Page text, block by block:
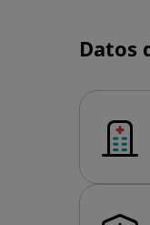
Datos